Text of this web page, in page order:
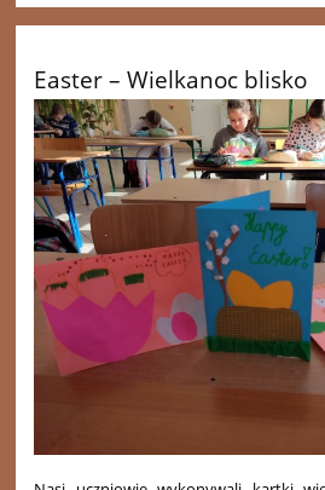
Easter – Wielkanoc blisko